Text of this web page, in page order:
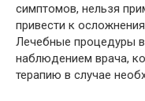
симптомов, нельзя
привести к
Лечебные процедуры
наблюдением врача,
терапию в случае